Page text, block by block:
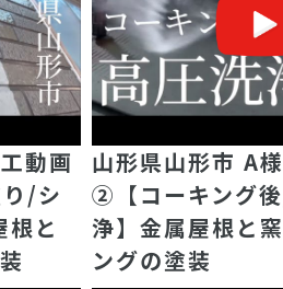
動画
/シ
と
山形県山形市 A
②【コーキング
浄】金属屋根と
ングの塗装